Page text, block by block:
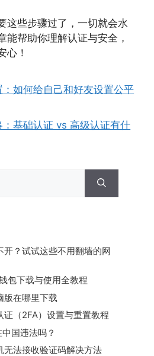
这些步骤过了，一切就会水
能帮助你理解认证与安全，
心！
如何给自己和好友设置公平
基础认证 vs 高级认证有什
开？试试这些不用翻墙的网
包下载与使用全教程
版在哪里下载
证（2FA）设置与重置教程
国违法吗？
无法接收验证码解决方法